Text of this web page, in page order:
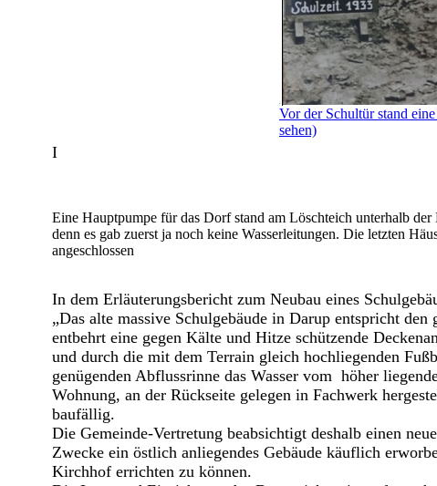
Vor der Schultür stand
sehen)
I
Eine Hauptpumpe für das Dorf stand am Löschteich unterhalb
denn es gab zuerst ja noch keine Wasserleitungen. Die letzten
angeschlossen
In dem Erläuterungsbericht zum Neubau eines
„Das alte massive Schulgebäude in Darup entspricht
entbehrt eine gegen Kälte und Hitze schützende
und durch die mit dem Terrain gleich hochliegenden
genügenden Abflussrinne das Wasser vom höher
Wohnung, an der Rückseite gelegen in Fachwerk
baufällig.
Die Gemeinde-Vertretung beabsichtigt deshalb einen
Zwecke ein östlich anliegendes Gebäude käuflich
Kirchhof errichten zu können.